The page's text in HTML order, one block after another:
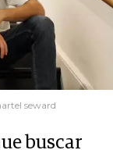
seward
buscar